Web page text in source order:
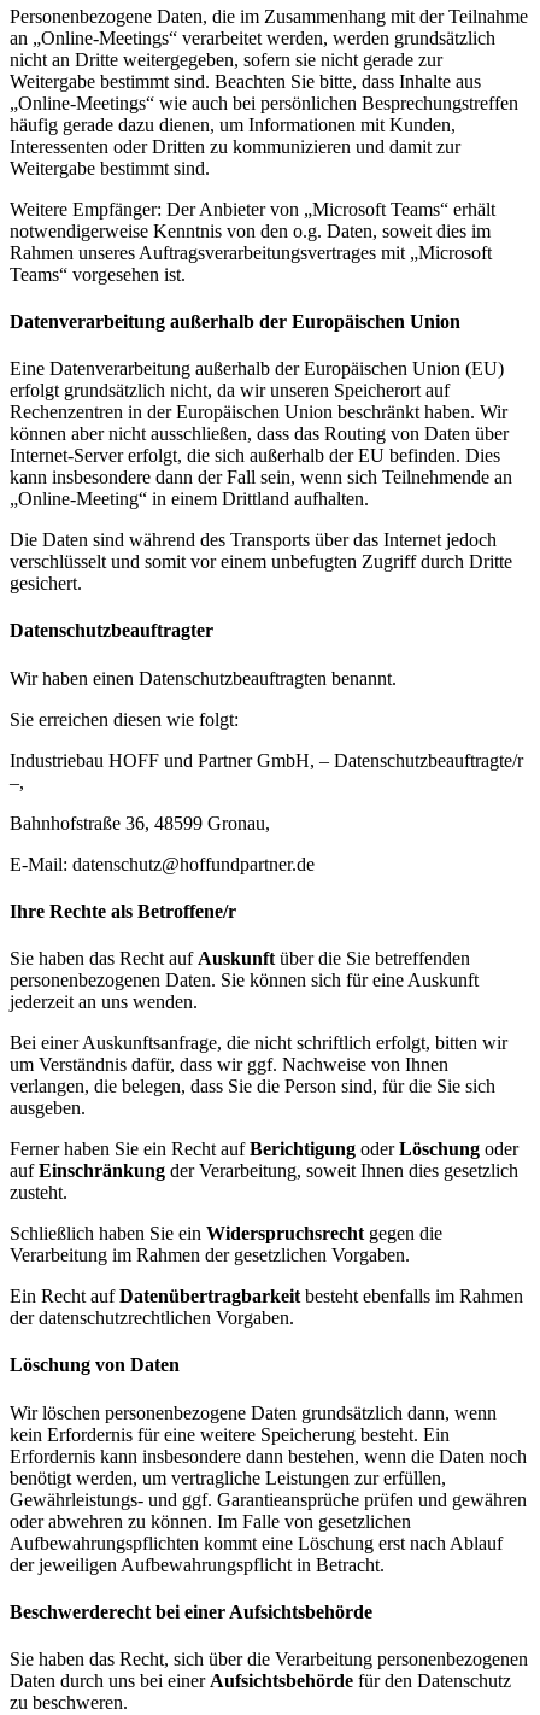
Personenbezogene Daten, die im Zusammenhang mit der Teilnahme
an „Online-Meetings“ verarbeitet werden, werden grundsätzlich
nicht an Dritte weitergegeben, sofern sie nicht gerade zur
Weitergabe bestimmt sind. Beachten Sie bitte, dass Inhalte aus
„Online-Meetings“ wie auch bei persönlichen Besprechungstreffen
häufig gerade dazu dienen, um Informationen mit Kunden,
Interessenten oder Dritten zu kommunizieren und damit zur
Weitergabe bestimmt sind.
Weitere Empfänger: Der Anbieter von „Microsoft Teams“ erhält
notwendigerweise Kenntnis von den o.g. Daten, soweit dies im
Rahmen unseres Auftragsverarbeitungsvertrages mit „Microsoft
Teams“ vorgesehen ist.
Datenverarbeitung außerhalb der Europäischen Union
Eine Datenverarbeitung außerhalb der Europäischen Union (EU)
erfolgt grundsätzlich nicht, da wir unseren Speicherort auf
Rechenzentren in der Europäischen Union beschränkt haben. Wir
können aber nicht ausschließen, dass das Routing von Daten über
Internet-Server erfolgt, die sich außerhalb der EU befinden. Dies
kann insbesondere dann der Fall sein, wenn sich Teilnehmende an
„Online-Meeting“ in einem Drittland aufhalten.
Die Daten sind während des Transports über das Internet jedoch
verschlüsselt und somit vor einem unbefugten Zugriff durch Dritte
gesichert.
Datenschutzbeauftragter
Wir haben einen Datenschutzbeauftragten benannt.
Sie erreichen diesen wie folgt:
Industriebau HOFF und Partner GmbH, – Datenschutzbeauftragte/r
–,
Bahnhofstraße 36, 48599 Gronau,
E-Mail: datenschutz@hoffundpartner.de
Ihre Rechte als Betroffene/r
Sie haben das Recht auf Auskunft über die Sie betreffenden
personenbezogenen Daten. Sie können sich für eine Auskunft
jederzeit an uns wenden.
Bei einer Auskunftsanfrage, die nicht schriftlich erfolgt, bitten wir
um Verständnis dafür, dass wir ggf. Nachweise von Ihnen
verlangen, die belegen, dass Sie die Person sind, für die Sie sich
ausgeben.
Ferner haben Sie ein Recht aufBerichtigung oderLöschung oder
aufEinschränkung der Verarbeitung, soweit Ihnen dies gesetzlich
zusteht.
Schließlich haben Sie ein Widerspruchsrecht gegen die
Verarbeitung im Rahmen der gesetzlichen Vorgaben.
Ein Recht aufDatenübertragbarkeit besteht ebenfalls im Rahmen
der datenschutzrechtlichen Vorgaben.
Löschung von Daten
Wir löschen personenbezogene Daten grundsätzlich dann, wenn
kein Erfordernis für eine weitere Speicherung besteht. Ein
Erfordernis kann insbesondere dann bestehen, wenn die Daten noch
benötigt werden, um vertragliche Leistungen zur erfüllen,
Gewährleistungs- und ggf. Garantieansprüche prüfen und gewähren
oder abwehren zu können. Im Falle von gesetzlichen
Aufbewahrungspflichten kommt eine Löschung erst nach Ablauf
der jeweiligen Aufbewahrungspflicht in Betracht.
Beschwerderecht bei einer Aufsichtsbehörde
Sie haben das Recht, sich über die Verarbeitung personenbezogenen
Daten durch uns bei einer Aufsichtsbehörde für den Datenschutz
zu beschweren.